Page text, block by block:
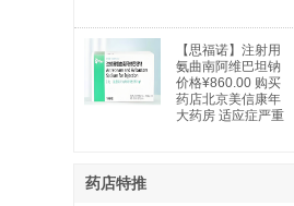
B12引起的巨幼红
细胞性贫血
【思福诺】注射用
氨曲南阿维巴坦钠
价格¥860.00 购买
药店北京美信康年
大药房 适应症严重
药店特推